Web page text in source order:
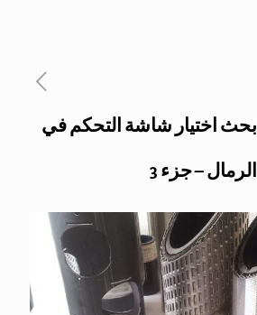
بحث اختيار شاشة التحكم في
الرمال – جزء 3